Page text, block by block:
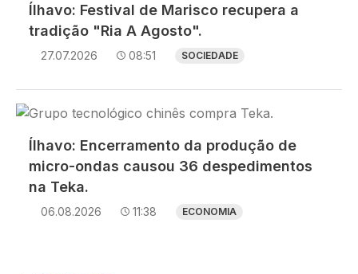
Ílhavo: Festival de Marisco recupera a
tradição "Ria A Agosto".
27.07.2026 08:51 SOCIEDADE
Imagem
Ílhavo: Encerramento da produção de
micro-ondas causou 36 despedimentos
na Teka.
06.08.2026 11:38 ECONOMIA